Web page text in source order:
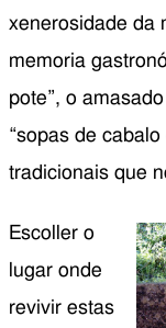
xenerosidade da
memoria
pote”, o
“sopas de
tradicionais que
Escoller o
lugar onde
revivir estas